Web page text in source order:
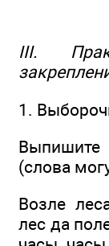
III.
1.
(слова
Возле
лес да